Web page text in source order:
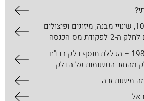
• החלטת מיסוי:1063/17, שינויי מבנה, מיזוגים ופיצולים –
מס הכנסה
• החלטת מיסוי : 1983/17 – הכללת תוסף דלק בדו"ח
מהחזר התשומות על הדלק
מישות זרה